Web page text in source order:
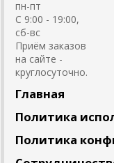
пн-пт
С 9:00 - 19:00,
сб-вс
Приём заказов
на сайте -
круглосуточно.
Главная
Политика
Политика